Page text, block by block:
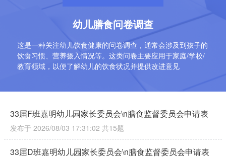
幼儿膳食问卷调查
这是一种关注幼儿饮食健康的问卷调查，通常会涉及到孩子的
饮食习惯、营养摄入情况等。这类问卷主要应用于家庭/学校/
教育领域，以便了解幼儿的饮食状况并提供改进意见
33届F班嘉明幼儿园家长委员会\n膳食监督委员会申请表
发布于 2026/08/03 17:31:02 共15题
33届D班嘉明幼儿园家长委员会\n膳食监督委员会申请表